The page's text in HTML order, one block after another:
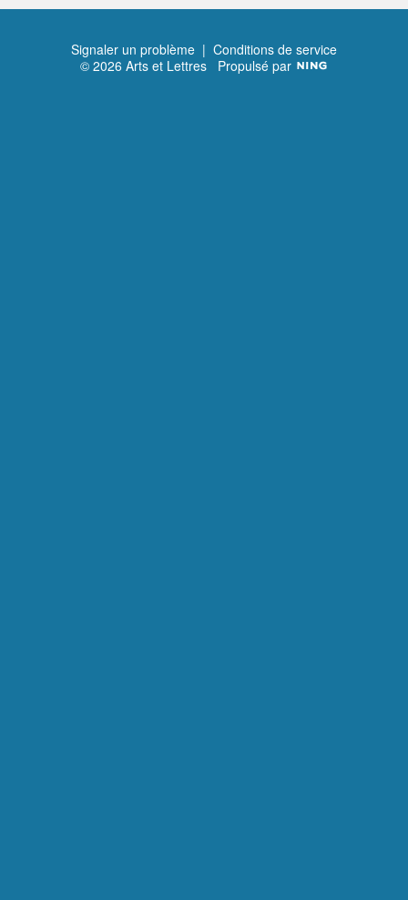
Signaler un problème | Conditions de service
© 2026 Arts et Lettres Propulsé par